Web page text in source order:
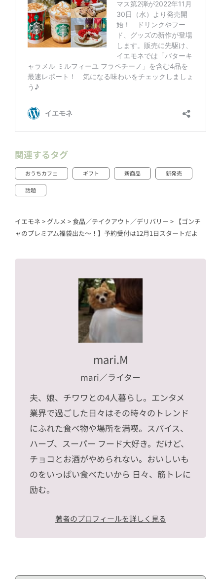
関連するタグ
おうちカフェ ギフト 新商品 新発売
話題
イエモネ > グルメ >食品／テイクアウト／デリバリー > 【ゴンチ
ャのプレミアム福袋出た～！】予約受付は12月1日スタートだよ
mari.M
mari／ライター
夫、娘、チワワとの4人暮らし。エンタメ
業界で過ごした日々はその時々のトレンド
にふれた食べ物や場所を満喫。スパイス、
ハーブ、スーパー フード大好き。だけど、
チョコとお酒がやめられない。おいしいも
のをいっぱい食べたいから 日々、筋トレに
励む。
著者のプロフィールを詳しく見る